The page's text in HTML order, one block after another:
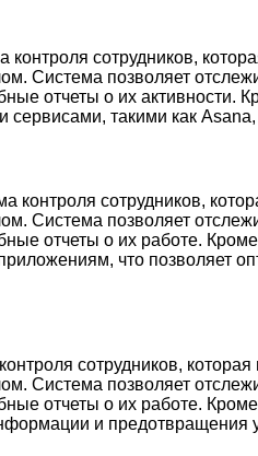
контроля сотрудников,
Система позволяет
отчеты о их активности.
такими как
контроля сотрудников,
Система позволяет
отчеты о их работе.
что позволяет
сотрудников,
Система позволяет
отчеты о их работе.
и предотвращения